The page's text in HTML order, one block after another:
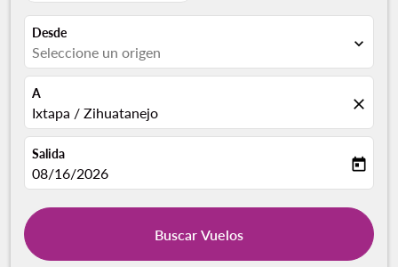
Desde
Seleccione un origen expand_more
A
Ixtapa / Zihuatanejo close
Salida
fc-booking-departure-date-aria-label
08/16/2026 today
Buscar Vuelos